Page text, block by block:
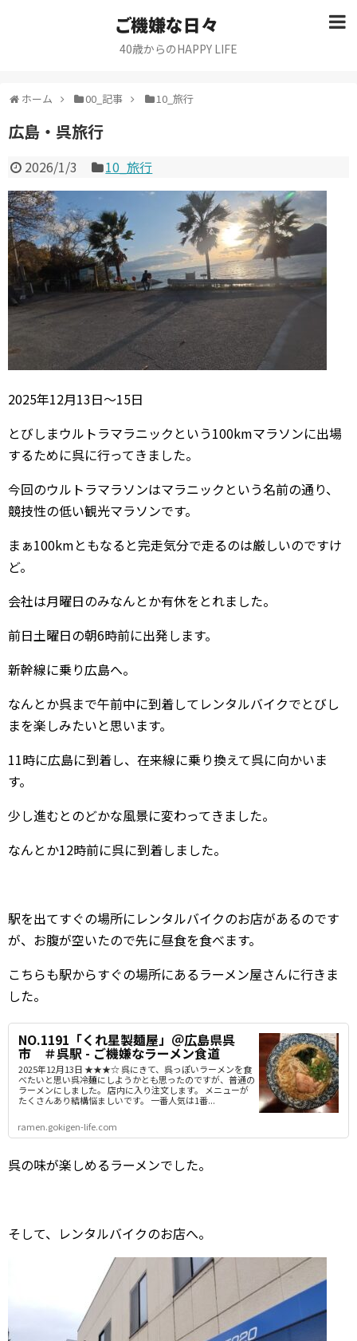
ご機嫌な日々
40歳からのHAPPY LIFE
ホーム 00_記事 10_旅行
広島・呉旅行
2026/1/3 10_旅行
2025年12月13日〜15日
とびしまウルトラマラニックという100kmマラソンに出場
するために呉に行ってきました。
今回のウルトラマラソンはマラニックという名前の通り、
競技性の低い観光マラソンです。
まぁ100kmともなると完走気分で走るのは厳しいのですけ
ど。
会社は月曜日のみなんとか有休をとれました。
前日土曜日の朝6時前に出発します。
新幹線に乗り広島へ。
なんとか呉まで午前中に到着してレンタルバイクでとびし
まを楽しみたいと思います。
11時に広島に到着し、在来線に乗り換えて呉に向かいま
す。
少し進むとのどかな風景に変わってきました。
なんとか12時前に呉に到着しました。
駅を出てすぐの場所にレンタルバイクのお店があるのです
が、お腹が空いたので先に昼食を食べます。
こちらも駅からすぐの場所にあるラーメン屋さんに行きま
した。
NO.1191「くれ星製麺屋」＠広島県呉
市 ＃呉駅 - ご機嫌なラーメン食道
2025年12月13日 ★★★☆ 呉にきて、呉っぽいラーメンを食
べたいと思い呉冷麺にしようかとも思ったのですが、普通の
ラーメンにしました。 店内に入り注文します。 メニューが
たくさんあり結構悩ましいです。 一番人気は1番...
ramen.gokigen-life.com
呉の味が楽しめるラーメンでした。
そして、レンタルバイクのお店へ。